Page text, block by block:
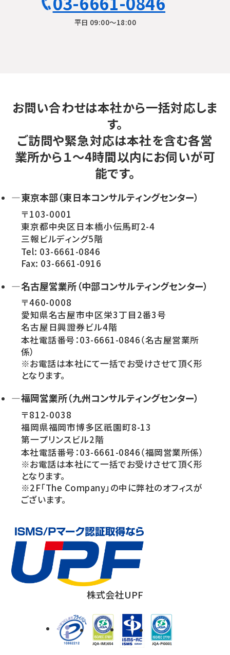
平日 09:00〜18:00
株式会社UPF
お問い合わせは本社から一括対応しま
す。
ご訪問や緊急対応は本社を含む各営
業所から１～4時間以内にお伺いが可
能です。
—東京本部（東日本コンサルティングセンター）
〒103-0001
東京都中央区日本橋小伝馬町2-4
三報ビルディング5階
Tel: 03-6661-0846
Fax: 03-6661-0916
—名古屋営業所（中部コンサルティングセンター）
〒460-0008
愛知県名古屋市中区栄3丁目2番3号
名古屋日興證券ビル4階
本社電話番号：03-6661-0846（名古屋営業所
係）
※お電話は本社にて一括でお受けさせて頂く形
となります。
—福岡営業所（九州コンサルティングセンター）
〒812-0038
福岡県福岡市博多区祇園町8-13
第一プリンスビル2階
本社電話番号：03-6661-0846（福岡営業所係）
※お電話は本社にて一括でお受けさせて頂く形
となります。
※2F「The Company」の中に弊社のオフィスが
ございます。